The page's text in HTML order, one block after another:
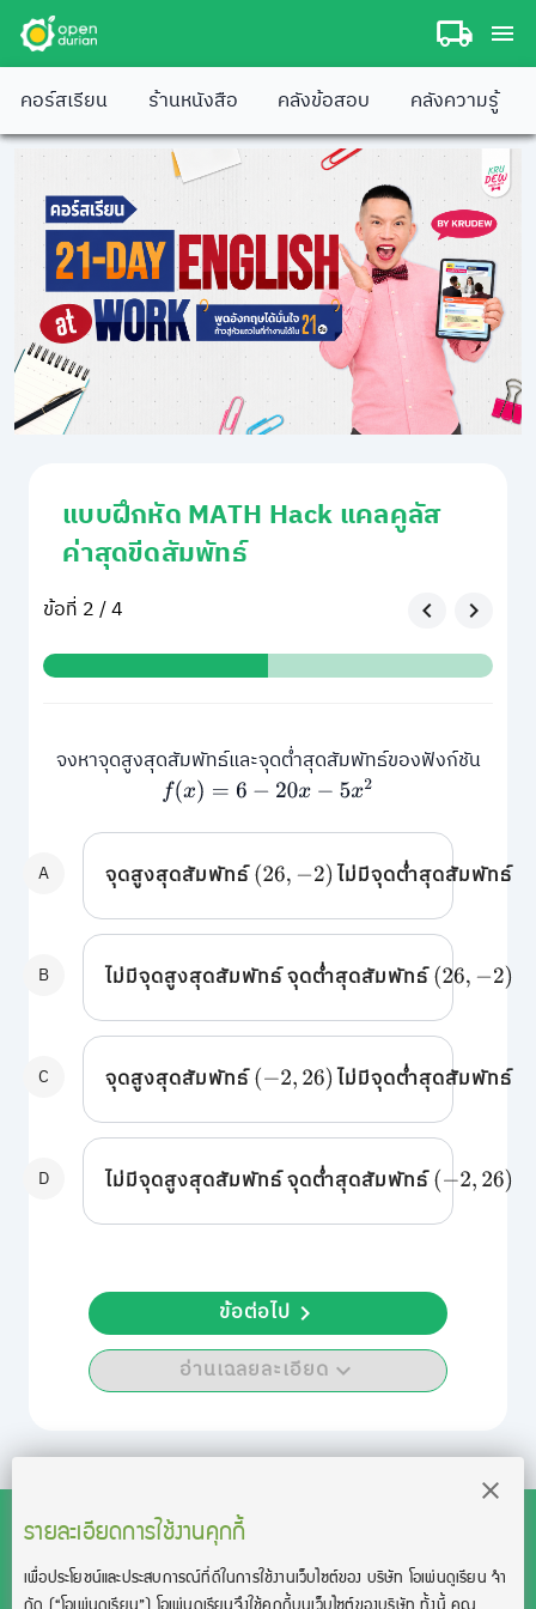
คอร์สเรียน ร้านหนังสือ คลังข้อสอบ คลังความรู้
แบบฝึกหัด MATH Hack แคลคูลัส
ค่าสุดขีดสัมพัทธ์
ข้อที่ 2 / 4
จงหาจุดสูงสุดสัมพัทธ์และจุดต่ำสุดสัมพัทธ์ของฟังก์ชัน
f(x)=6 −20 x− 5x2
A จุดสูงสุดสัมพัทธ์(26,−2) ไม่มีจุดต่ำสุดสัมพัทธ์
B ไม่มีจุดสูงสุดสัมพัทธ์ จุดต่ำสุดสัมพัทธ์(26,−2)
C จุดสูงสุดสัมพัทธ์(−2,26) ไม่มีจุดต่ำสุดสัมพัทธ์
D ไม่มีจุดสูงสุดสัมพัทธ์ จุดต่ำสุดสัมพัทธ์(−2,26)
อ่านเฉลยละเอียด
ข้อต่อไป
รายละเอียดการใช้งานคุกกี้
เพื่อประโยชน์และประสบการณ์ที่ดีในการใช้งานเว็บไซต์ของ บริษัท โอเพ่นดูเรียน จํา
สงวนลิขสิทธิ์โดย บริษัท โอเพ่นดูเรียน จำกัด 2021 ©︎ OpenDurian